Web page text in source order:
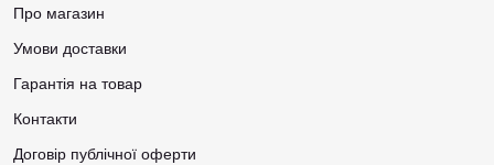
Про магазин
Умови доставки
Гарантія на товар
Контакти
Договір публічної оферти